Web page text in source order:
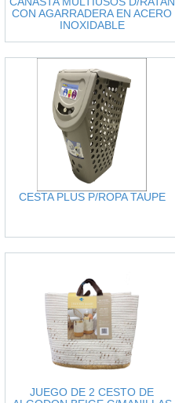
CON AGARRADERA EN ACERO
INOXIDABLE
CESTA PLUS P/ROPA TAUPE
JUEGO DE 2 CESTO DE